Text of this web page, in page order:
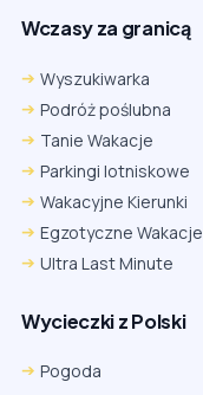
Wczasy za granicą
Wyszukiwarka
Podróż poślubna
Tanie Wakacje
Parkingi lotniskowe
Wakacyjne Kierunki
Egzotyczne Wakacje
Ultra Last Minute
Wycieczki z Polski
Pogoda